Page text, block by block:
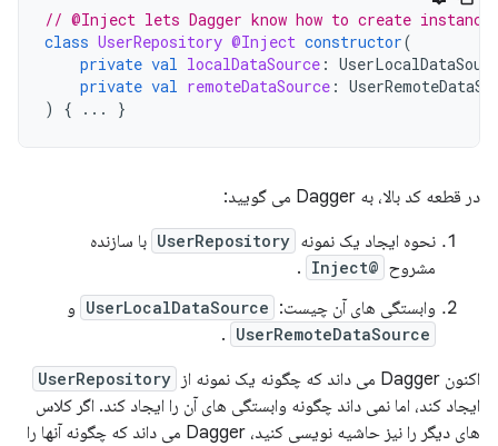
// @Inject lets Dagger know how to create
class UserRepository @Inject constructor(
private val localDataSource :
private val remoteDataSource :
)
{ ... }
در قطعه کد بالا، به Dagger می گویید:
نحوه ایجاد یک نمونه UserRepository با سازنده
مشروح @Inject
.
وابستگی های آن چیست: UserLocalDataSource و
UserRemoteDataSource
.
اکنون Dagger می داند که چگونه یک نمونه از
UserRepository
ایجاد کند، اما نمی داند چگونه وابستگی های آن را ایجاد کند. اگر کلاس
های دیگر را نیز حاشیه نویسی کنید، Dagger می داند که چگونه آنها را